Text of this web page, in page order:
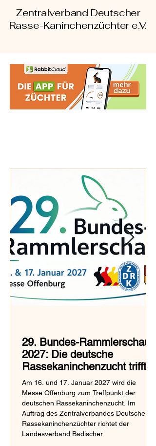
Zentralverband Deutscher
Rasse-Kaninchenzüchter e.V.
29. Bundes-Rammlerschau
2027: Die deutsche
Rassekaninchenzucht trifft
sich in Offenburg
Am 16. und 17. Januar 2027 wird die
Messe Offenburg zum Treffpunkt der
deutschen Rassekaninchenzucht. Im
Auftrag des Zentralverbandes Deutscher
Rassekaninchenzüchter richtet der
Landesverband Badischer